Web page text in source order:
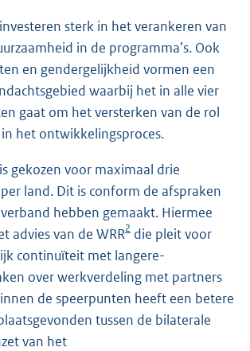
sterk in het verankeren van
in de programma’s. Ook
en gendergelijkheid vormen een
waarbij het in alle vier
gaat om het versterken van de rol
het ontwikkelingsproces.
is gekozen voor maximaal drie
land. Dit is conform de afspraken
hebben gemaakt. Hiermee
advies van de WRR2 die pleit voor
continuïteit met langere-
over werkverdeling met partners
de speerpunten heeft een betere
tussen de bilaterale
van het